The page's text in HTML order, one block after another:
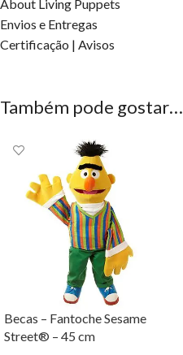
About Living Puppets
Envios e Entregas
Certificação | Avisos
Também pode gostar…
Becas – Fantoche Sesame
Street® – 45 cm